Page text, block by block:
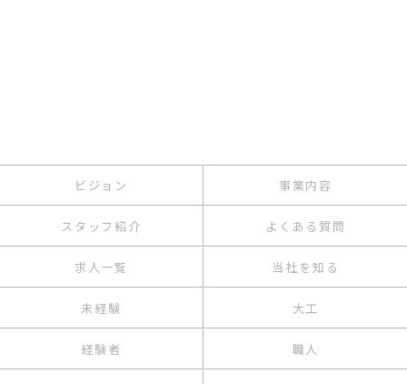
ビジョン 事業内容
スタッフ紹介 よくある質問
求人一覧 当社を知る
未経験 大工
経験者 職人